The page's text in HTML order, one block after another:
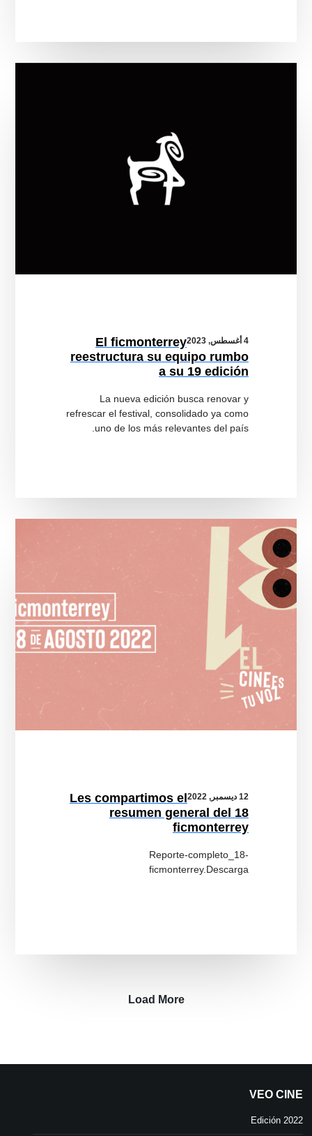
4 أغسطس, 2023
El ficmonterrey
reestructura su equipo rumbo
a su 19 edición
La nueva edición busca renovar y
refrescar el festival, consolidado ya como
uno de los más relevantes del país.
compartimos
el
resumen
general
del
18
ficmonterrey
12 ديسمبر, 2022
Les compartimos el
resumen general del 18
ficmonterrey
Reporte-completo_18-
ficmonterrey.Descarga
Load More
VEO CINE
Edición 2022